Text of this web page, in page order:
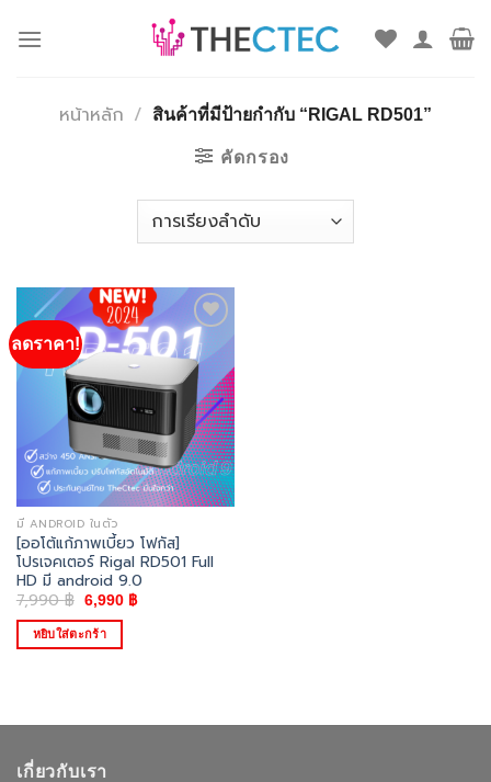
หน้าหลัก / สินค้าที่มีป้ายกำกับ “RIGAL RD501”
คัดกรอง
ลดราคา! Add to
wishlist
มี ANDROID ในตัว
[ออโต้แก้ภาพเบี้ยว โฟกัส]
โปรเจคเตอร์ Rigal RD501 Full
HD มี android 9.0
7,990฿ Original
price
was:
7,990 ฿.
6,990 ฿Current
หยิบใส่ตะกร้า
เกี่ยวกับเรา